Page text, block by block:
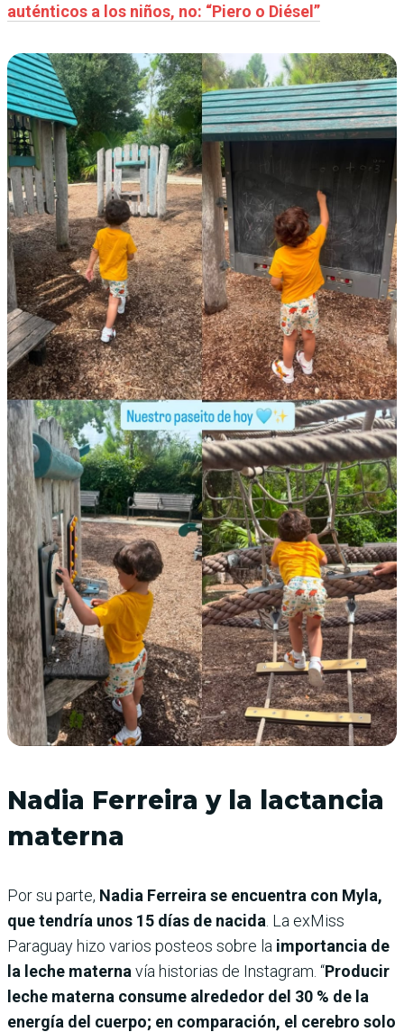
auténticos a los niños, no: “Piero o Diésel”
Nadia Ferreira y la lactancia
materna
Por su parte, Nadia Ferreira se encuentra con Myla,
que tendría unos 15 días de nacida . La exMiss
Paraguay hizo varios posteos sobre la importancia de
la leche materna vía historias de Instagram. “Producir
leche materna consume alrededor del 30 % de la
energía del cuerpo; en comparación, el cerebro solo